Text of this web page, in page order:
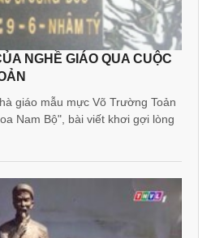
NGHỀ GIÁO QUA CUỘC
giáo mẫu mực Võ Trường Toản
Nam Bộ", bài viết khơi gợi lòng